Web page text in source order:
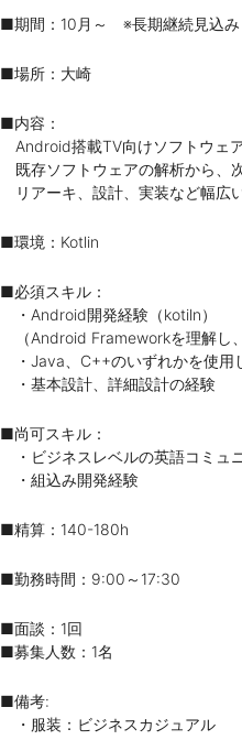
■期間：10月～ ※長期継続見込み
■場所：大崎
■内容：
Android搭載TV向けソフトウェ
既存ソフトウェアの解析から、
リアーキ、設計、実装など幅広
■環境：Kotlin
■必須スキル：
・Android開発経験（kotiln）
（Android Frameworkを理解し
・Java、C++のいずれかを使用
・基本設計、詳細設計の経験
■尚可スキル：
・ビジネスレベルの英語コミュ
・組込み開発経験
■精算：140-180h
■勤務時間：9:00～17:30
■面談：1回
■募集人数：1名
■備考:
・服装：ビジネスカジュアル